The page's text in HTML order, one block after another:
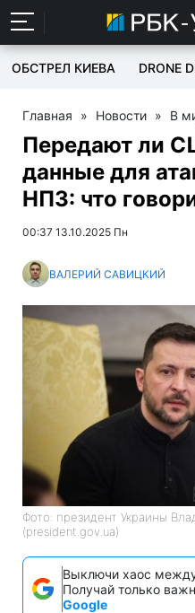
ОБСТРЕЛ КИЕВА DRONE
Главная » Новости » В
Передают ли
данные для
НПЗ: что
00:37 13.10.2025 Пн
ВАЛЕРИЙ САВИЦКИЙ
Фото: президент Украины
(president.gov.ua)
Выключи хаос
Получай только
Google